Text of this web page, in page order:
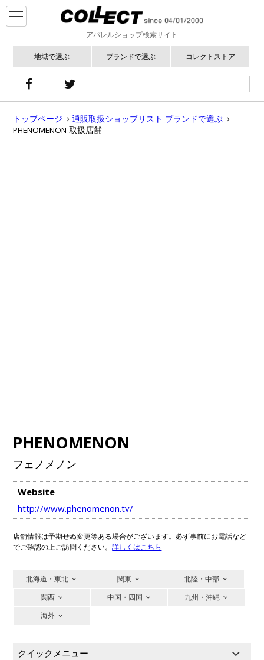
アパレルショップ検索サイト
地域で選ぶ ブランドで選ぶ コレクトストア
トップページ
通販取扱ショップリスト ブランドで選ぶ
PHENOMENON 取扱店舗
PHENOMENON
フェノメノン
Website
http://www.phenomenon.tv/
店舗情報は予期せぬ変更等ある場合がございます。必ず事前にお電話など
でご確認の上ご訪問ください。詳しくはこちら
北海道・東北 関東
北陸・中部
関西
中国・四国
九州・沖縄
海外
クイックメニュー